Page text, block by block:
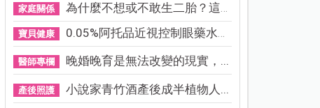
家庭關係 為什麼不想或不敢生二胎？這8...
寶貝健康 0.05%阿托品近視控制眼藥水納...
醫師專欄 晚婚晚育是無法改變的現實，...
產後照護 小說家青竹酒產後成半植物人...